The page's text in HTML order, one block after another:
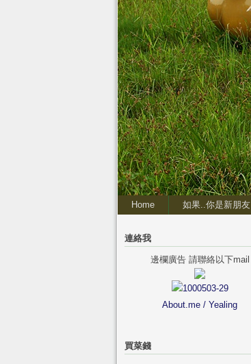
Home 如果..你是新朋友
連絡我
邊欄廣告 請聯絡以下mail
About.me / Yealing
買菜錢